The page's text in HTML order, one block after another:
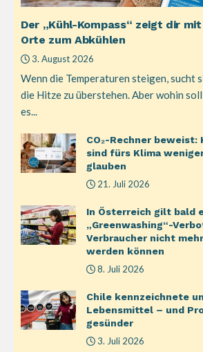
Der „Kühl-Kompass“ zeigt dir
Orte zum Abkühlen
3. August 2026
Wenn die Temperaturen steigen, sucht
die Hitze zu überstehen. Aber wohin soll
es...
CO₂-Rechner beweist:
sind fürs Klima
glauben
21. Juli 2026
In Österreich gilt bald
„Greenwashing“-
Verbraucher nicht
werden können
8. Juli 2026
Chile kennzeichnete
Lebensmittel – und
gesünder
3. Juli 2026